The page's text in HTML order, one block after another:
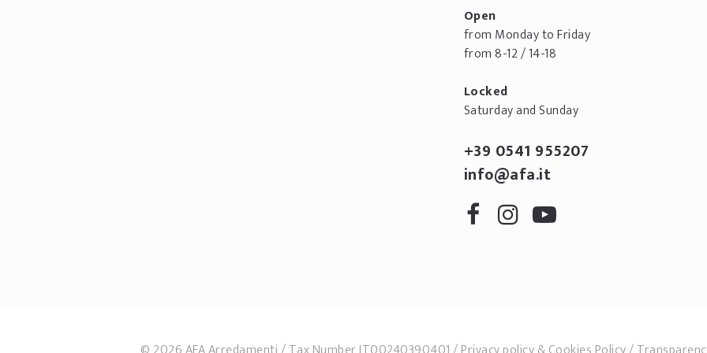
Open
from Monday to Friday
from 8-12 / 14-18
Locked
Saturday and Sunday
+39 0541 955207
info@afa.it